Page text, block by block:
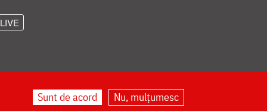
LIVE
Sunt de acord Nu, mulțumesc